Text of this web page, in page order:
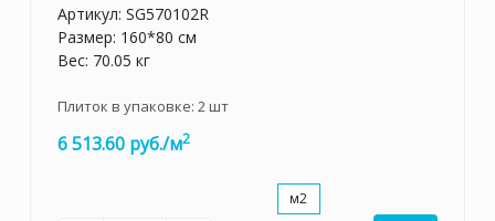
Артикул: SG570102R
Размер: 160*80 см
Вес: 70.05 кг
Плиток в упаковке: 2шт
6 513.60 руб./м2
м2